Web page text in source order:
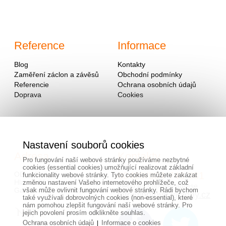
Reference
Blog
Zaměření záclon a závěsů
Referencie
Doprava
Informace
Kontakty
Obchodní podmínky
Ochrana osobních údajů
Cookies
Adresa
OD - Mladosť
Hlavná 951
Galanta 924 01, Slovensko
Kontakty
00420/ 604743 381
alebo na mailovej adrese
info@hotovezaclony.cz
Nastavení souborů cookies
Pro fungování naší webové stránky používáme nezbytné
cookies (essential cookies) umožňující realizovat základní
funkcionality webové stránky. Tyto cookies můžete zakázat
změnou nastavení Vašeho internetového prohlížeče, což
však může ovlivnit fungování webové stránky. Rádi bychom
také využívali dobrovolných cookies (non-essential), které
nám pomohou zlepšit fungování naší webové stránky. Pro
jejich povolení prosím odklikněte souhlas.
Ochrana osobních údajů| Informace o cookies